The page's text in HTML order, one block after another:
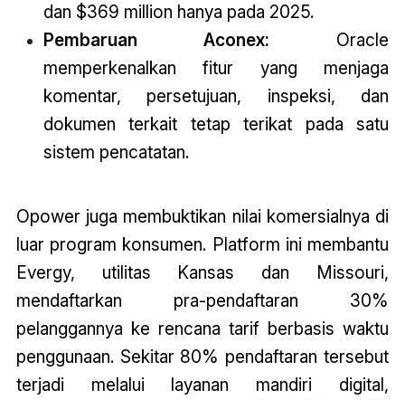
dan $369 million hanya pada 2025.
Pembaruan Aconex: Oracle
memperkenalkan fitur yang menjaga
komentar, persetujuan, inspeksi, dan
dokumen terkait tetap terikat pada satu
sistem pencatatan.
Opower juga membuktikan nilai komersialnya di
luar program konsumen. Platform ini membantu
Evergy, utilitas Kansas dan Missouri,
mendaftarkan pra-pendaftaran 30%
pelanggannya ke rencana tarif berbasis waktu
penggunaan. Sekitar 80% pendaftaran tersebut
terjadi melalui layanan mandiri digital,